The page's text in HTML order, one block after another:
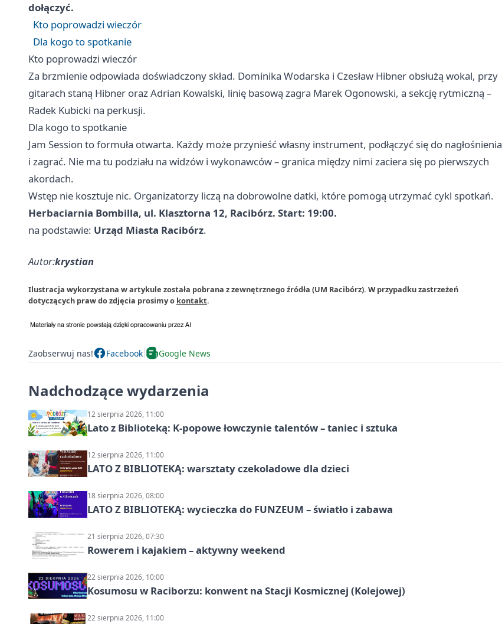
dołączyć.
Kto poprowadzi wieczór
Dla kogo to spotkanie
Kto poprowadzi wieczór
Za brzmienie odpowiada doświadczony skład. Dominika Wodarska i Czesław Hibner obsłużą wokal, przy
gitarach staną Hibner oraz Adrian Kowalski, linię basową zagra Marek Ogonowski, a sekcję rytmiczną –
Radek Kubicki na perkusji.
Dla kogo to spotkanie
Jam Session to formuła otwarta. Każdy może przynieść własny instrument, podłączyć się do nagłośnienia
i zagrać. Nie ma tu podziału na widzów i wykonawców – granica między nimi zaciera się po pierwszych
akordach.
Wstęp nie kosztuje nic. Organizatorzy liczą na dobrowolne datki, które pomogą utrzymać cykl spotkań.
Herbaciarnia Bombilla, ul. Klasztorna 12, Racibórz. Start: 19:00.
na podstawie: Urząd Miasta Racibórz.
Autor:krystian
Ilustracja wykorzystana w artykule została pobrana z zewnętrznego źródła (UM Racibórz). W przypadku zastrzeżeń
dotyczących praw do zdjęcia prosimy o kontakt.
Zaobserwuj nas! Facebook Google News
Nadchodzące wydarzenia
12 sierpnia 2026, 11:00
Lato z Biblioteką: K-popowe łowczynie talentów – taniec i sztuka
12 sierpnia 2026, 11:00
LATO Z BIBLIOTEKĄ: warsztaty czekoladowe dla dzieci
18 sierpnia 2026, 08:00
LATO Z BIBLIOTEKĄ: wycieczka do FUNZEUM – światło i zabawa
21 sierpnia 2026, 07:30
Rowerem i kajakiem – aktywny weekend
22 sierpnia 2026, 10:00
Kosumosu w Raciborzu: konwent na Stacji Kosmicznej (Kolejowej)
22 sierpnia 2026, 11:00